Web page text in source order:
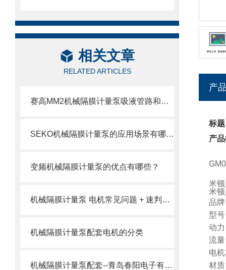
相关文章
RELATED ARTICLES
赛高MM2机械隔膜计量泵吸液管路和排液管路安装注意事项
SEKO机械隔膜计量泵的应用场景有哪些？
变频机械隔膜计量泵的优点有哪些？
机械隔膜计量泵 电机常见问题 + 速判速修
机械隔膜计量泵配套电机的分类
机械隔膜计量泵配套--青岛春阳电子有限公司
产
标
产
米
米
品
型
动
流
电
材